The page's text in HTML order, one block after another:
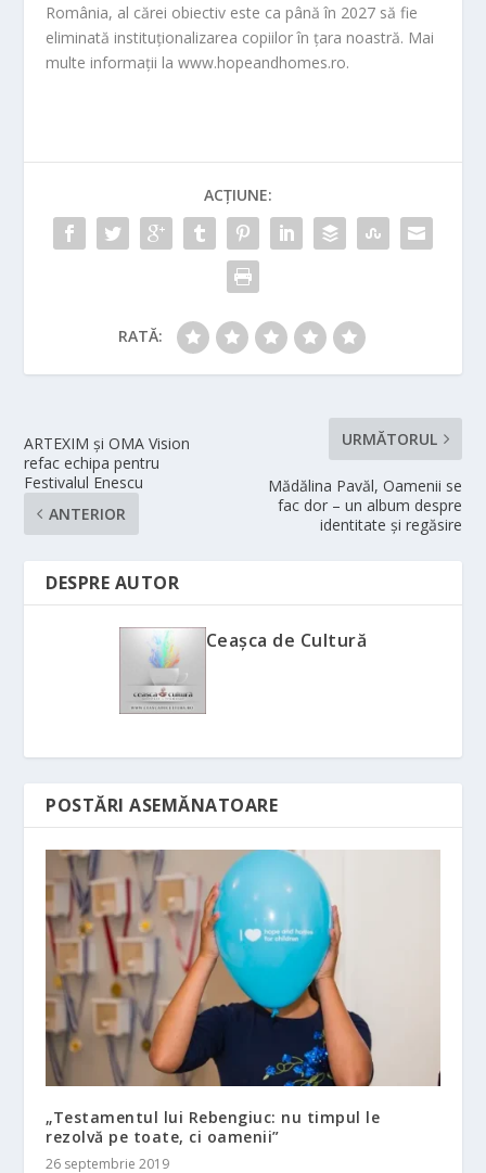
România, al cărei obiectiv este ca până în 2027 să fie
eliminată instituționalizarea copiilor în țara noastră. Mai
multe informații la www.hopeandhomes.ro.
ACȚIUNE:
RATĂ:
ARTEXIM și OMA Vision
refac echipa pentru
Festivalul Enescu
ANTERIOR
URMĂTORUL
Mădălina Pavăl, Oamenii se
fac dor – un album despre
identitate și regăsire
DESPRE AUTOR
Ceașca de Cultură
POSTĂRI ASEMĂNATOARE
„Testamentul lui Rebengiuc: nu timpul le
rezolvă pe toate, ci oamenii”
26 septembrie 2019